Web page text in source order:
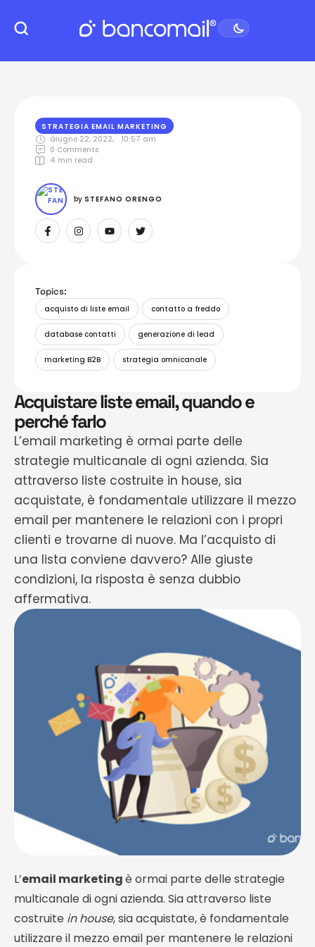
STRATEGIA EMAIL MARKETING
Giugno 22, 2022,
10:57 am
0 Comments
4 min read
by STEFANO ORENGO
Topics:
acquisto di liste email contatto a freddo
database contatti generazione di lead
marketing B2B strategia omnicanale
Acquistare liste email, quando e
perché farlo
L’email marketing è ormai parte delle
strategie multicanale di ogni azienda. Sia
attraverso liste costruite in house, sia
acquistate, è fondamentale utilizzare il mezzo
email per mantenere le relazioni con i propri
clienti e trovarne di nuove. Ma l’acquisto di
una lista conviene davvero? Alle giuste
condizioni, la risposta è senza dubbio
affermativa.
L’email marketingè ormai parte delle strategie
multicanale di ogni azienda. Sia attraverso liste
costruite in house, sia acquistate, è fondamentale
utilizzare il mezzo email per mantenere le relazioni